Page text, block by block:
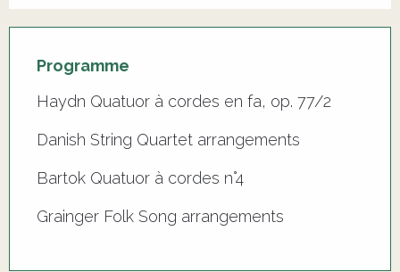
Programme
Haydn Quatuor à cordes en fa, op. 77/2
Danish String Quartet arrangements
Bartok Quatuor à cordes n°4
Grainger Folk Song arrangements